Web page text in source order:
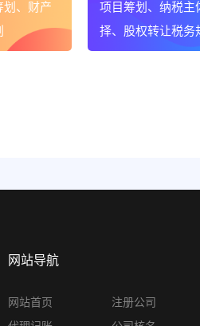
划、财产
项目筹划、纳税主
择、股权转让税务
网站导航
网站首页
注册公司